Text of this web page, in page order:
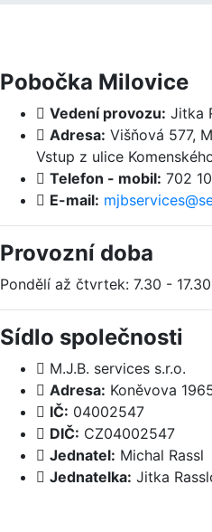
Pobočka Milovice
Vedení provozu: Jitka
Adresa: Višňová 577,
Vstup z ulice
Telefon - mobil: 702
E-mail:
Provozní doba
Pondělí až čtvrtek: 7.30 - 17.30
Sídlo společnosti
M.J.B. services s.r.o.
Adresa: Koněvova
IČ: 04002547
DIČ: CZ04002547
Jednatel: Michal Rassl
Jednatelka: Jitka